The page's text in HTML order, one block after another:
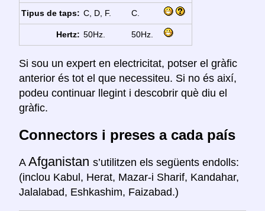
Tipus de taps: C, D, F. C.
Hertz: 50Hz. 50Hz.
Si sou un expert en electricitat, potser el gràfic
anterior és tot el que necessiteu. Si no és així,
podeu continuar llegint i descobrir què diu el
gràfic.
Connectors i preses a cada país
A Afganistan s’utilitzen els següents endolls:
(inclou Kabul, Herat, Mazar-i Sharif, Kandahar,
Jalalabad, Eshkashim, Faizabad.)